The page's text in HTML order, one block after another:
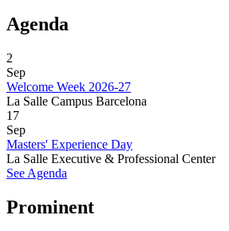
Agenda
2
Sep
Welcome Week 2026-27
La Salle Campus Barcelona
17
Sep
Masters' Experience Day
La Salle Executive & Professional Center
See Agenda
Prominent